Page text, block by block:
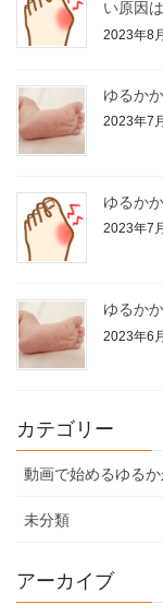
い原因
2023年8
ゆるか
2023年7
ゆるか
2023年7
ゆるか
2023年6
カテゴリー
動画で始めるゆるか
未分類
アーカイブ